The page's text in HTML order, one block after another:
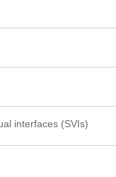
interfaces (SVIs)